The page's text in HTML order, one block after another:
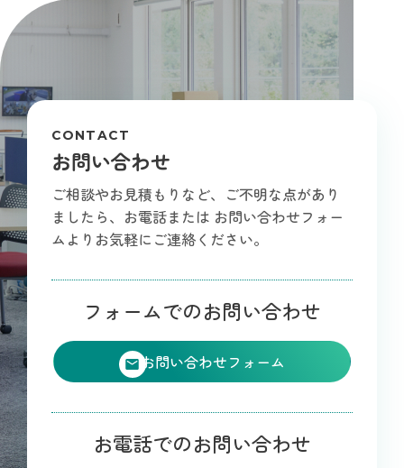
CONTACT
お問い合わせ
ご相談やお見積もりなど、ご不明な点があり
ましたら、お電話または お問い合わせフォー
ムよりお気軽にご連絡ください。
フォームでのお問い合わせ
お問い合わせフォーム
お電話でのお問い合わせ